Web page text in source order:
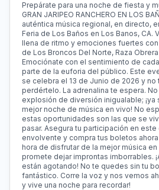
Prepárate para una noche de fiesta y
GRAN JARIPEO RANCHERO EN LOS
auténtica música regional, en directo,
Feria de Los Baños en Los Banos, CA.
llena de ritmo y emociones fuertes
de Los Broncos Del Norte, Raza Obrera
Emociónate con el sentimiento de
parte de la euforia del público. Este
se celebra el 13 de Junio de 2026 y
perdértelo. La adrenalina te espera.
explosión de diversión inigualable;
mejor noche de música en vivo! No
estas oportunidades son las que se
pasar. Asegura tu participación en
envolvente y compra tus boletos
hora de disfrutar de la mejor música
promete dejar improntas imborrables.
están agotando! No te quedes sin tu
fantástico. Corre la voz y nos vemos
y vive una noche para recordar!